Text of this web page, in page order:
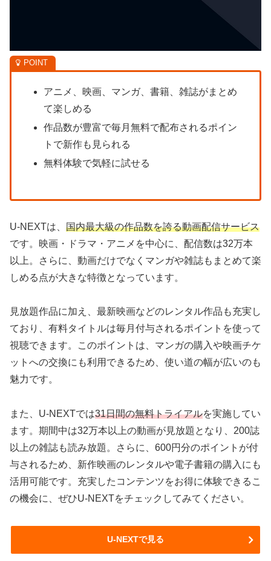
アニメ、映画、マンガ、書籍、雑誌がまとめ
て楽しめる
作品数が豊富で毎月無料で配布されるポイン
トで新作も見られる
無料体験で気軽に試せる
U-NEXTは、 国内最大級の作品数を誇る動画配信サービス
です。映画・ドラマ・アニメを中心に、配信数は32万本
以上。さらに、動画だけでなくマンガや雑誌もまとめて楽
しめる点が大きな特徴となっています。
見放題作品に加え、最新映画などのレンタル作品も充実し
ており、有料タイトルは毎月付与されるポイントを使って
視聴できます。このポイントは、マンガの購入や映画チケ
ットへの交換にも利用できるため、使い道の幅が広いのも
魅力です。
また、U-NEXTでは31日間の無料トライアルを実施してい
ます。期間中は32万本以上の動画が見放題となり、200誌
以上の雑誌も読み放題。さらに、600円分のポイントが付
与されるため、新作映画のレンタルや電子書籍の購入にも
活用可能です。充実したコンテンツをお得に体験できるこ
の機会に、ぜひU-NEXTをチェックしてみてください。
U-NEXTで見る